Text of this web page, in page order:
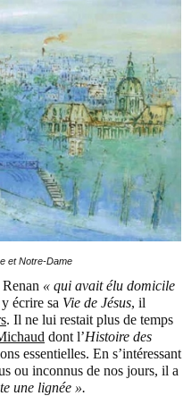
et Notre-Dame
« qui avait élu domicile
écrire sa Vie de Jésus, il
. Il ne lui restait plus de temps
dont l’Histoire des
essentielles. En s’intéressant
ou inconnus de nos jours, il a
une lignée ».